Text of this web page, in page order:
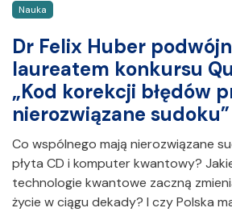
Nauka
Dr Felix Huber
laureatem konkursu
„Kod korekcji błędów
nierozwiązane sudoku”
Co wspólnego mają nierozwiązane
płyta CD i komputer kwantowy?
technologie kwantowe zaczną
życie w ciągu dekady? I czy Polska